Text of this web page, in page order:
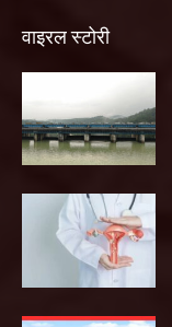
वाइरल स्टोरी